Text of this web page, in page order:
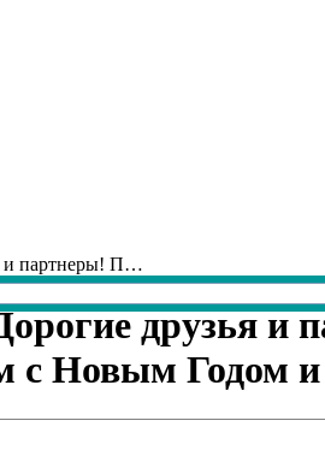
и партнеры! П…
друзья и
с Новым Годом